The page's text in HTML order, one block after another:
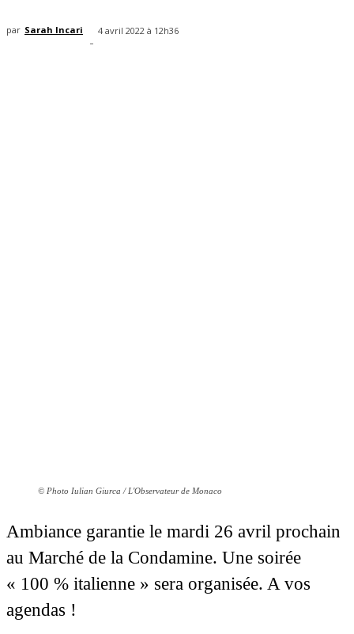
par Sarah Incari
-
4 avril 2022 à 12h36
© Photo Iulian Giurca / L'Observateur de Monaco
Ambiance garantie le mardi 26 avril prochain
au Marché de la Condamine. Une soirée
« 100 % italienne » sera organisée. A vos
agendas !